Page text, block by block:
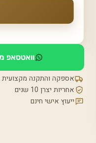
וואטסאפ
אספקה והתקנה מקצועית
אחריות יצרן 10 שנים
ייעוץ אישי חינם